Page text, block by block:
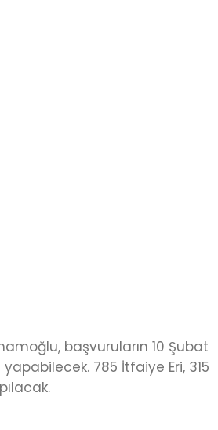
başvuruların 10 Şubat
785 İtfaiye Eri, 315